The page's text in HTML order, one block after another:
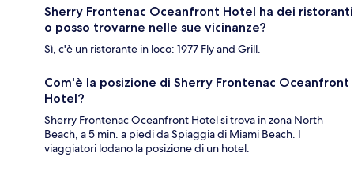
Sherry Frontenac Oceanfront Hotel ha dei ristoranti
o posso trovarne nelle sue vicinanze?
Sì, c'è un ristorante in loco: 1977 Fly and Grill.
Com'è la posizione di Sherry Frontenac Oceanfront
Hotel?
Sherry Frontenac Oceanfront Hotel si trova in zona North
Beach, a 5 min. a piedi da Spiaggia di Miami Beach. I
viaggiatori lodano la posizione di un hotel.